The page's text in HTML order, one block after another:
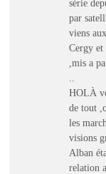
série
par
viens
Cergy et
,mis a
HOLÀ
de tout
les
visions
Alban
relation